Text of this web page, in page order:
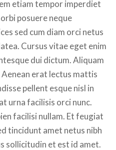
etiam tempor imperdiet
posuere neque
sed cum diam orci netus
Cursus vitae eget enim
dui dictum. Aliquam
erat lectus mattis
pellent esque nisl in
urna facilisis orci nunc.
facilisi nullam. Et feugiat
tincidunt amet netus nibh
sollicitudin et est id amet.